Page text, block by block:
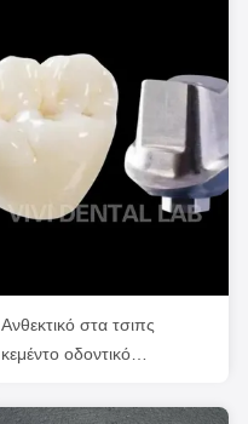
Ανθεκτικό στα τσιπς
κεμέντο οδοντικό
Δόντια Ζιρκόνια Κρόνες